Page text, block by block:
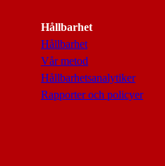
Hållbarhet
Hållbarhet
Vår metod
Hållbarhetsanalytiker
Rapporter och policyer